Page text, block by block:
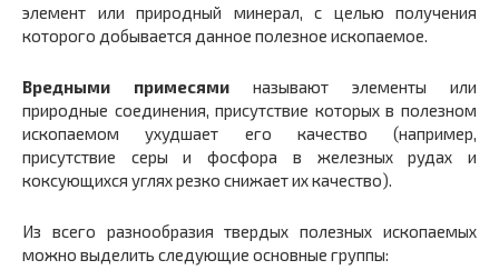
элемент или природный минерал, с целью получения
которого добывается данное полезное ископаемое.
Вредными примесями называют элементы или
природные соединения, присутствие которых в полезном
ископаемом ухудшает его качество (например,
присутствие серы и фосфора в железных рудах и
коксующихся углях резко снижает их качество).
Из всего разнообразия твердых полезных ископаемых
можно выделить следующие основные группы: